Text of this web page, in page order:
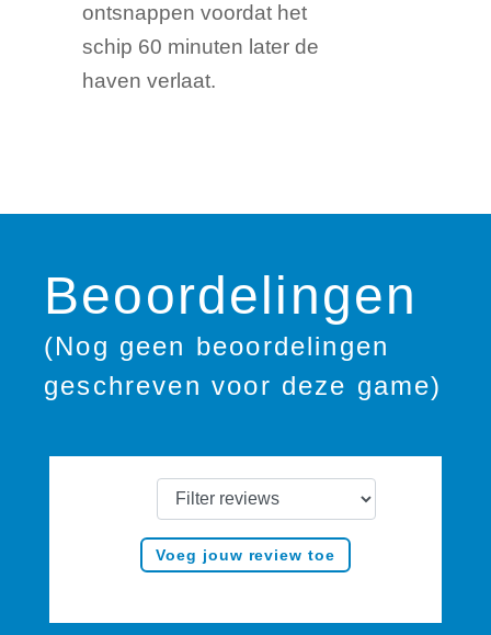
ontsnappen voordat het
schip 60 minuten later de
haven verlaat.
Beoordelingen
(Nog geen beoordelingen
geschreven voor deze game)
Voeg jouw review toe